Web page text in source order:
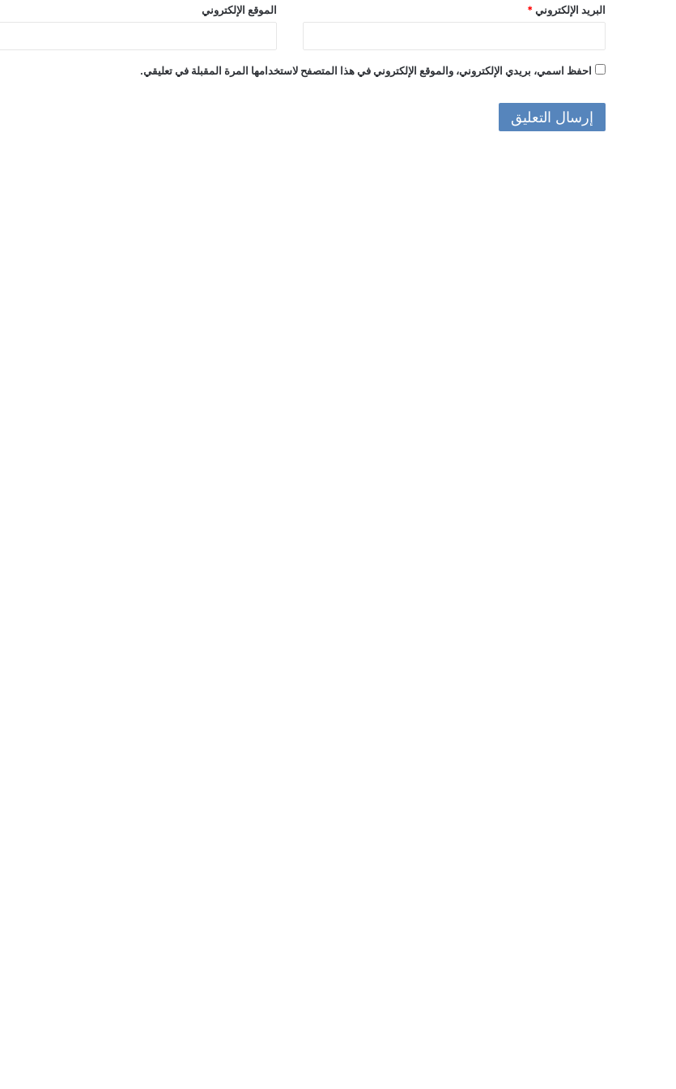
البريد الإلكتروني * الموقع الإلكتروني
احفظ اسمي، بريدي الإلكتروني، والموقع الإلكتروني في هذا المتصفح لاستخدامها المرة المقبلة في تعليقي.